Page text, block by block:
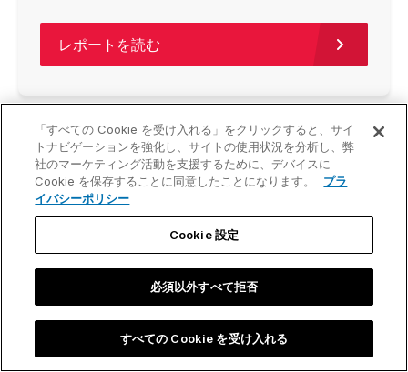
レポートを読む
「すべての Cookie を受け入れる」をクリックすると、サイ
トナビゲーションを強化し、サイトの使用状況を分析し、弊
社のマーケティング活動を支援するために、デバイスに
Cookie を保存することに同意したことになります。
プラ
イバシーポリシー
Cookie 設定
必須以外すべて拒否
すべての Cookie を受け入れる